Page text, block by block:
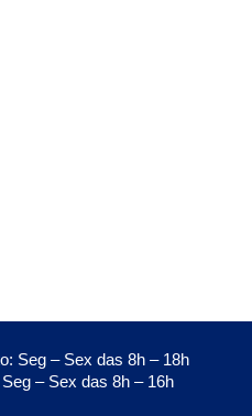
Seg – Sex das 8h – 18h
– Sex das 8h – 16h